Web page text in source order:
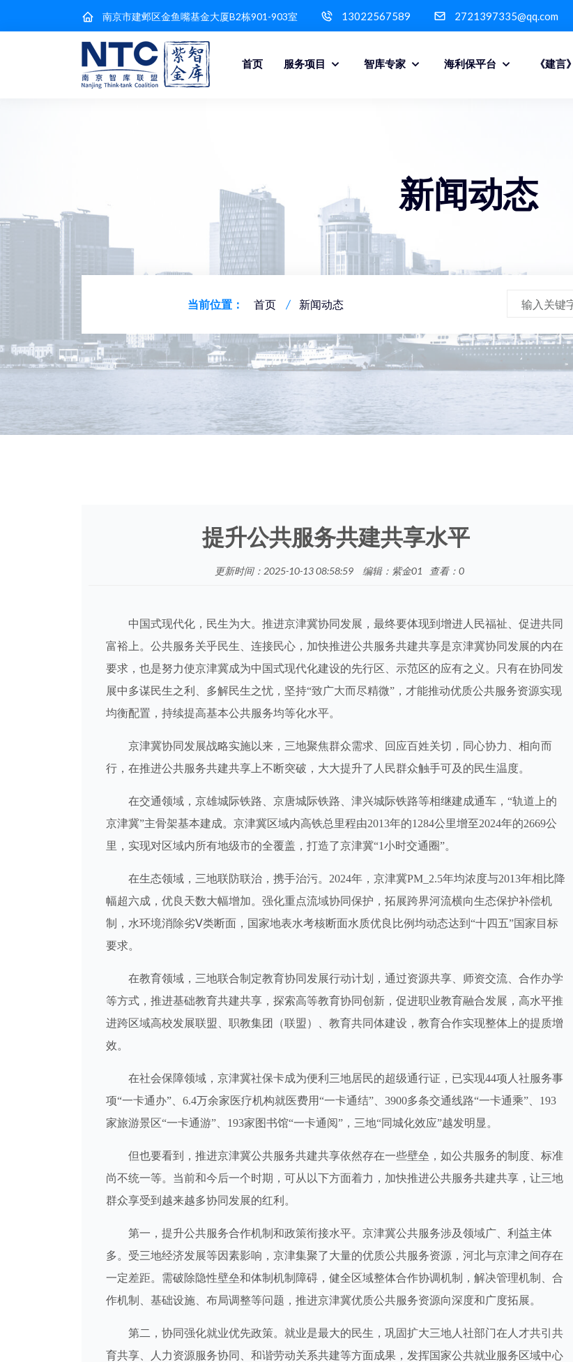
南京市建邺区金鱼嘴基金大厦B2栋901-903室 13022567589 2721397335@qq.com
首页 服务项目 智库专家 海利保平台 《建言》
新闻动态
当前位置： 首页 新闻动态
提升公共服务共建共享水平
更新时间：2025-10-13 08:58:59 编辑：紫金01 查看： 0
中国式现代化，民生为大。推进京津冀协同发展，最终要体现到增进人民福祉、促进共同
富裕上。公共服务关乎民生、连接民心，加快推进公共服务共建共享是京津冀协同发展的内在
要求，也是努力使京津冀成为中国式现代化建设的先行区、示范区的应有之义。只有在协同发
展中多谋民生之利、多解民生之忧，坚持“致广大而尽精微”，才能推动优质公共服务资源实现
均衡配置，持续提高基本公共服务均等化水平。
京津冀协同发展战略实施以来，三地聚焦群众需求、回应百姓关切，同心协力、相向而
行，在推进公共服务共建共享上不断突破，大大提升了人民群众触手可及的民生温度。
在交通领域，京雄城际铁路、京唐城际铁路、津兴城际铁路等相继建成通车，“轨道上的
京津冀”主骨架基本建成。京津冀区域内高铁总里程由2013年的1284公里增至2024年的2669公
里，实现对区域内所有地级市的全覆盖，打造了京津冀“1小时交通圈”。
在生态领域，三地联防联治，携手治污。2024年，京津冀PM_2.5年均浓度与2013年相比降
幅超六成，优良天数大幅增加。强化重点流域协同保护，拓展跨界河流横向生态保护补偿机
制，水环境消除劣Ⅴ类断面，国家地表水考核断面水质优良比例均动态达到“十四五”国家目标
要求。
在教育领域，三地联合制定教育协同发展行动计划，通过资源共享、师资交流、合作办学
等方式，推进基础教育共建共享，探索高等教育协同创新，促进职业教育融合发展，高水平推
进跨区域高校发展联盟、职教集团（联盟）、教育共同体建设，教育合作实现整体上的提质增
效。
在社会保障领域，京津冀社保卡成为便利三地居民的超级通行证，已实现44项人社服务事
项“一卡通办”、6.4万余家医疗机构就医费用“一卡通结”、3900多条交通线路“一卡通乘”、193
家旅游景区“一卡通游”、193家图书馆“一卡通阅”，三地“同城化效应”越发明显。
但也要看到，推进京津冀公共服务共建共享依然存在一些壁垒，如公共服务的制度、标准
尚不统一等。当前和今后一个时期，可从以下方面着力，加快推进公共服务共建共享，让三地
群众享受到越来越多协同发展的红利。
第一，提升公共服务合作机制和政策衔接水平。京津冀公共服务涉及领域广、利益主体
多。受三地经济发展等因素影响，京津集聚了大量的优质公共服务资源，河北与京津之间存在
一定差距。需破除隐性壁垒和体制机制障碍，健全区域整体合作协调机制，解决管理机制、合
作机制、基础设施、布局调整等问题，推进京津冀优质公共服务资源向深度和广度拓展。
第二，协同强化就业优先政策。就业是最大的民生，巩固扩大三地人社部门在人才共引共
育共享、人力资源服务协同、和谐劳动关系共建等方面成果，发挥国家公共就业服务区域中心